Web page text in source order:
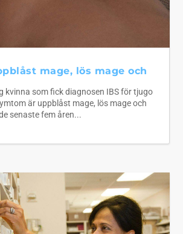
mage, lös mage och
kvinna som fick diagnosen IBS för tjugo
är uppblåst mage, lös mage och
senaste fem åren...